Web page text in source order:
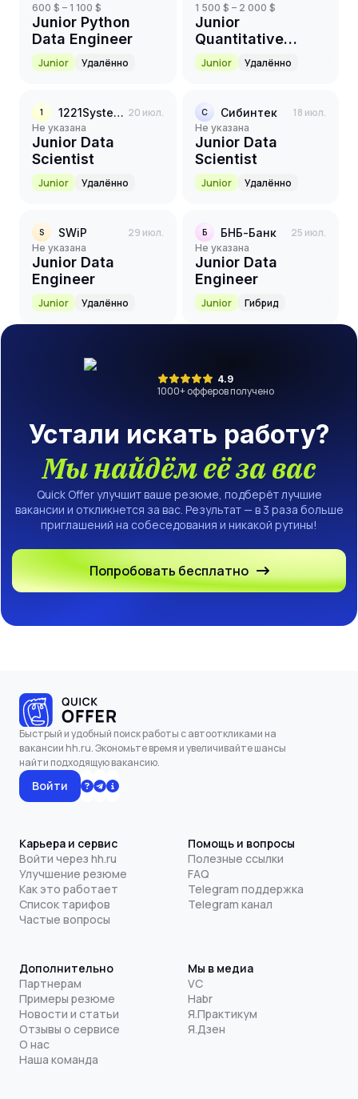
600 $ – 1 100 $
Junior Python
Data Engineer
Junior Удалённо
1 500 $ – 2 000 $
Junior
Quantitative
Analyst /
Researcher
Junior Удалённо
1 1221Systems 20 июл.
Не указана
Junior Data
Scientist
Junior Удалённо
С Сибинтек 18 июл.
Не указана
Junior Data
Scientist
Junior Удалённо
S SWiP 29 июл.
Не указана
Junior Data
Engineer
Junior Удалённо
Б БНБ-Банк 25 июл.
Не указана
Junior Data
Engineer
Junior Гибрид
4.9
1000+ офферов получено
Устали искать работу?
Мы найдём её за вас
Quick Offer улучшит ваше резюме, подберёт лучшие
вакансии и откликнется за вас. Результат — в 3 раза больше
приглашений на собеседования и никакой рутины!
Попробовать бесплатно
Быстрый и удобный поиск работы с автооткликами на
вакансии hh.ru. Экономьте время и увеличивайте шансы
найти подходящую вакансию.
Войти
Карьера и сервис
Войти через hh.ru
Улучшение резюме
Как это работает
Список тарифов
Частые вопросы
Помощь и вопросы
Полезные ссылки
FAQ
Telegram поддержка
Telegram канал
Дополнительно
Партнерам
Примеры резюме
Новости и статьи
Отзывы о сервисе
О нас
Наша команда
Мы в медиа
VC
Habr
Я.Практикум
Я.Дзен